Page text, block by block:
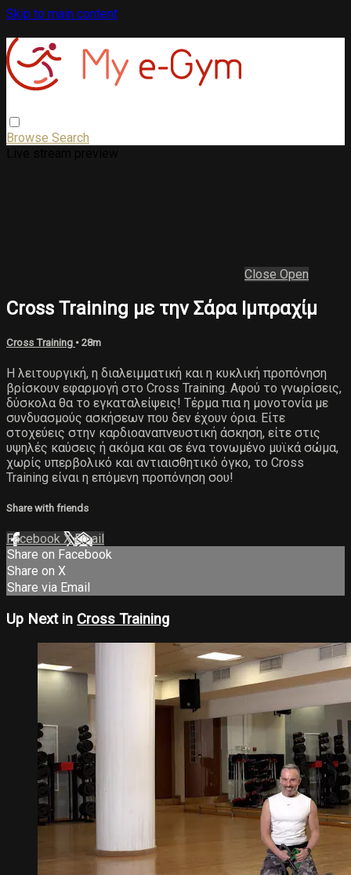
Skip to main content
Browse Search
Close Open
Cross Training με την Σάρα Ιμπραχίμ
Cross Training • 28m
Η λειτουργική, η διαλειμματική και η κυκλική προπόνηση
βρίσκουν εφαρμογή στο Cross Training. Αφού το γνωρίσεις,
δύσκολα θα το εγκαταλείψεις! Τέρμα πια η μονοτονία με
συνδυασμούς ασκήσεων που δεν έχουν όρια. Είτε
στοχεύεις στην καρδιοαναπνευστική άσκηση, είτε στις
υψηλές καύσεις ή ακόμα και σε ένα τονωμένο μυϊκά σώμα,
χωρίς υπερβολικό και αντιαισθητικό όγκο, το Cross
Training είναι η επόμενη προπόνηση σου!
Share with friends
Facebook XEmail
Share on Facebook
Share on X
Share via Email
Up Next in Cross Training